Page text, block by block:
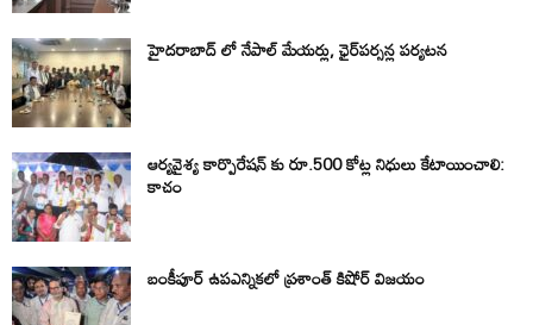
హైదరాబాద్ లో నేపాల్ మేయర్లు, ఛైర్‌పర్సన్ల పర్యటన
ఆర్యవైశ్య కార్పొరేషన్ కు రూ.500 కోట్ల నిధులు కేటాయించాలి:
కాచం
బంకీపూర్ ఉపఎన్నికలో ప్రశాంత్ కిషోర్ విజయం